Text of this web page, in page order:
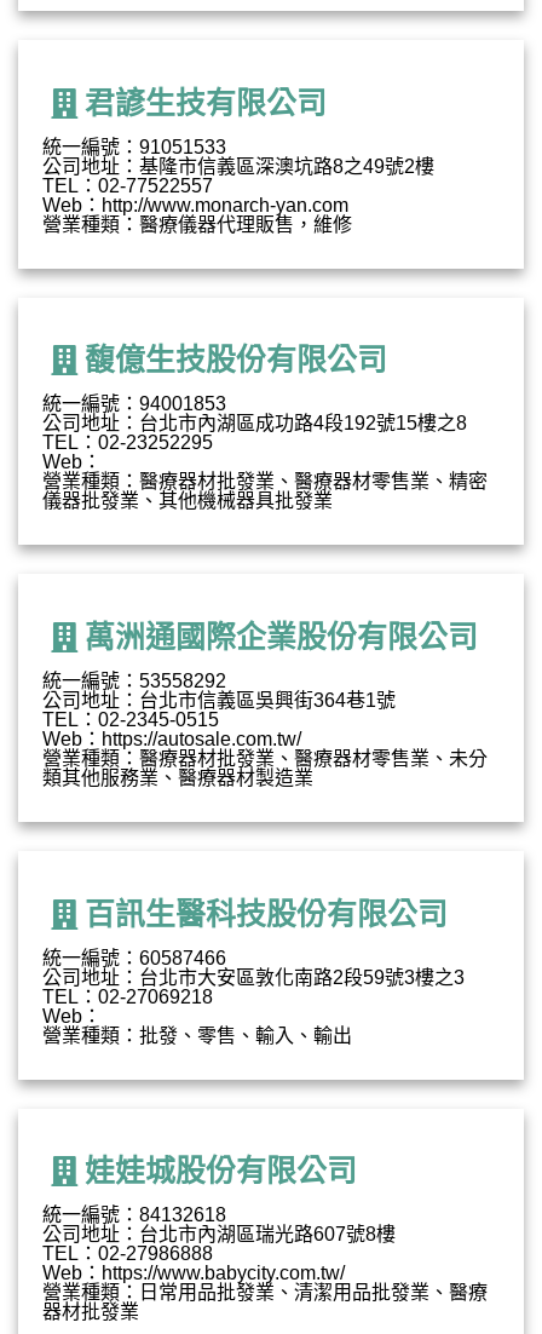
君諺生技有限公司
統一編號：91051533
公司地址：基隆市信義區深澳坑路8之49號2樓
TEL：02-77522557
Web：http://www.monarch-yan.com
營業種類：醫療儀器代理販售，維修
馥億生技股份有限公司
統一編號：94001853
公司地址：台北市內湖區成功路4段192號15樓之8
TEL：02-23252295
Web：
營業種類：醫療器材批發業、醫療器材零售業、精密
儀器批發業、其他機械器具批發業
萬洲通國際企業股份有限公司
統一編號：53558292
公司地址：台北市信義區吳興街364巷1號
TEL：02-2345-0515
Web：https://autosale.com.tw/
營業種類：醫療器材批發業、醫療器材零售業、未分
類其他服務業、醫療器材製造業
百訊生醫科技股份有限公司
統一編號：60587466
公司地址：台北市大安區敦化南路2段59號3樓之3
TEL：02-27069218
Web：
營業種類：批發、零售、輸入、輸出
娃娃城股份有限公司
統一編號：84132618
公司地址：台北市內湖區瑞光路607號8樓
TEL：02-27986888
Web：https://www.babycity.com.tw/
營業種類：日常用品批發業、清潔用品批發業、醫療
器材批發業